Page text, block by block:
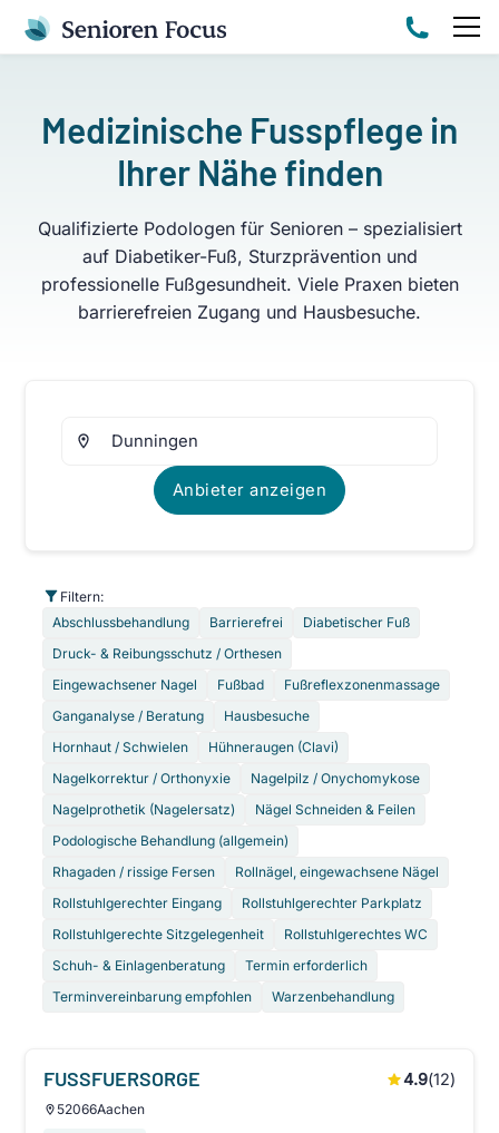
Medizinische Fusspflege in
Ihrer Nähe finden
Qualifizierte Podologen für Senioren – spezialisiert
auf Diabetiker-Fuß, Sturzprävention und
professionelle Fußgesundheit. Viele Praxen bieten
barrierefreien Zugang und Hausbesuche.
Filtern:
Abschlussbehandlung
Barrierefrei
Diabetischer Fuß
Druck- & Reibungsschutz / Orthesen
Eingewachsener Nagel
Fußbad
Fußreflexzonenmassage
Ganganalyse / Beratung
Hausbesuche
Hornhaut / Schwielen
Hühneraugen (Clavi)
Nagelkorrektur / Orthonyxie
Nagelpilz / Onychomykose
Nagelprothetik (Nagelersatz)
Nägel Schneiden & Feilen
Podologische Behandlung (allgemein)
Rhagaden / rissige Fersen
Rollnägel, eingewachsene Nägel
Rollstuhlgerechter Eingang
Rollstuhlgerechter Parkplatz
Rollstuhlgerechte Sitzgelegenheit
Rollstuhlgerechtes WC
Schuh- & Einlagenberatung
Termin erforderlich
Terminvereinbarung empfohlen
Warzenbehandlung
FUSSFUERSORGE 4.9(12)
52066Aachen